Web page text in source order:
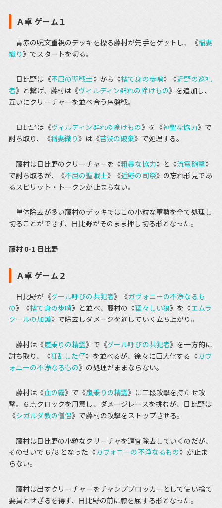
Ａ卓 ゲーム１
青赤の呪文重視のデッキを操る藤村が先手をゲットし、《稲妻
織り》でスタートを切る。
日比野は《不屈の聖戦士》から《捨て身の歩哨》《近野の巡礼
者》と繋げ、藤村は《ヴィルディン群れの除けもの》を追加し、
互いにクリーチャーを並べ合う序盤戦。
日比野は《ヴィルディン群れの除けもの》を《神聖な協力》で
討ち取り、《稲妻織り》は《苦渋の破棄》で処理する。
藤村は日比野のクリーチャーを《粗暴な協力》と《流電砲撃》
で討ち取るが、《不屈の聖戦士》《近野の司祭》の忘れ形見であ
るスピリット・トークンが止まらない。
単体除去が多い藤村のデッキではこの小粒な軍勢を全て処理し
切ることができず、日比野がそのまま押し切る形となった。
藤村 0-1 日比野
Ａ卓 ゲーム２
日比野が《グール呼びの共犯者》《ガヴォニーの不浄なるも
の》《捨て身の歩哨》と並べ、藤村の《猛々しい狼》を《エムラ
クールの加護》で除去しダメージを通していく立ち上がり。
藤村は《嵐乗りの精霊》で《グール呼びの共犯者》を一方的に
討ち取り、《狂乱した仔》を並べるが、徐々に巨大化する《ガヴ
ォニーの不浄なるもの》の処理がままならない。
藤村は《血の霧》で《嵐乗りの精霊》に二段攻撃を持たせ攻
撃。６点クロックを用意し、ダメージレースを挑むが、日比野は
《シガルダ教の僧侶》で藤村の攻撃をストップさせる。
藤村は日比野の小粒なクリーチャを適宜除去していくのだが、
そのせいで６/８となった《ガヴォニーの不浄なるもの》が止ま
らない。
藤村は出すクリーチャーをチャンプブロッカーとして使い捨て
要員とせざるを得ず、日比野の前に膝を屈する形となった。